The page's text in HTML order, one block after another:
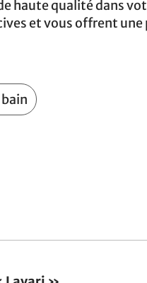
haute qualité dans
et vous offrent